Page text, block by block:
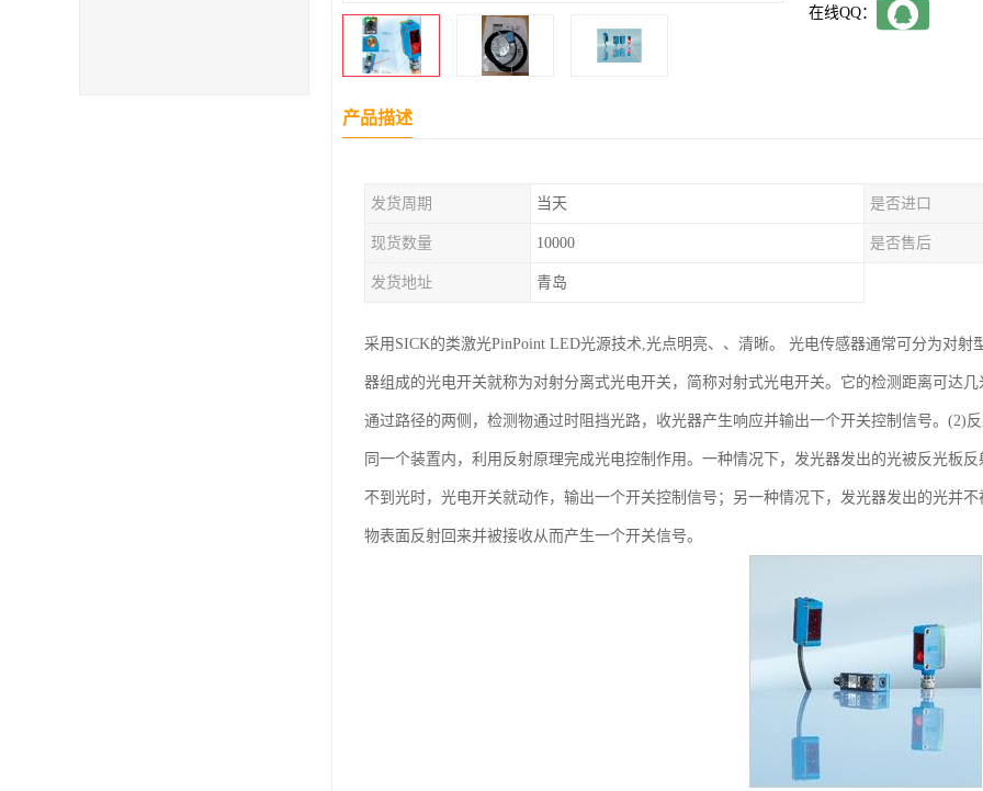
在线QQ：
产品描述
发货周期 当天 是否进口
现货数量 10000 是否售后
发货地址 青岛
采用SICK的类激光PinPoint LED光源技术,光点明亮、、清晰。 光电传感器通常可分为对
器组成的光电开关就称为对射分离式光电开关，简称对射式光电开关。它的检测距离可达
通过路径的两侧，检测物通过时阻挡光路，收光器产生响应并输出一个开关控制信号。(2)
同一个装置内，利用反射原理完成光电控制作用。一种情况下，发光器发出的光被反光板
不到光时，光电开关就动作，输出一个开关控制信号；另一种情况下，发光器发出的光并
物表面反射回来并被接收从而产生一个开关信号。